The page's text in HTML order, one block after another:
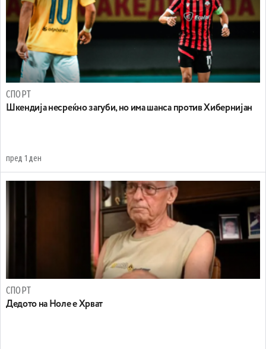
СПОРТ
Шкендија несреќно загуби, но има шанса против Хибернијан
пред 1 ден
СПОРТ
Дедото на Ноле е Хрват